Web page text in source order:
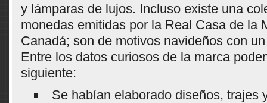
y lámparas de lujos. Incluso existe una
monedas emitidas por la Real Casa de la
Canadá; son de motivos navideños con
Entre los datos curiosos de la marca
siguiente:
Se habían elaborado diseños, trajes